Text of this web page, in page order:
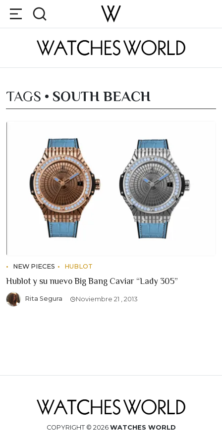
TAGS • SOUTH BEACH
NEW PIECES HUBLOT
Hublot y su nuevo Big Bang Caviar “Lady 305”
Rita Segura Noviembre 21 , 2013
COPYRIGHT © 2026 WATCHES WORLD